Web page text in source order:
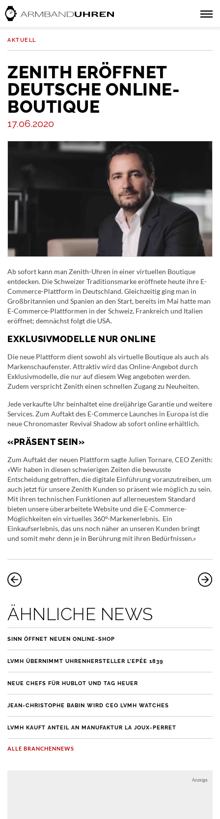
AKTUELL
ZENITH ERÖFFNET
DEUTSCHE ONLINE-
BOUTIQUE
17.06.2020
Ab sofort kann man Zenith-Uhren in einer virtuellen Boutique
entdecken. Die Schweizer Traditionsmarke eröffnete heute ihre E-
Commerce-Plattform in Deutschland. Gleichzeitig ging man in
Großbritannien und Spanien an den Start, bereits im Mai hatte man
E-Commerce-Plattformen in der Schweiz, Frankreich und Italien
eröffnet; demnächst folgt die USA.
EXKLUSIVMODELLE NUR ONLINE
Die neue Plattform dient sowohl als virtuelle Boutique als auch als
Markenschaufenster. Attraktiv wird das Online-Angebot durch
Exklusivmodelle, die nur auf diesem Weg angeboten werden.
Zudem verspricht Zenith einen schnellen Zugang zu Neuheiten.
Jede verkaufte Uhr beinhaltet eine dreijährige Garantie und weitere
Services. Zum Auftakt des E-Commerce Launches in Europa ist die
neue Chronomaster Revival Shadow ab sofort online erhältlich.
«PRÄSENT SEIN»
Zum Auftakt der neuen Plattform sagte Julien Tornare, CEO Zenith:
«Wir haben in diesen schwierigen Zeiten die bewusste
Entscheidung getroffen, die digitale Einführung voranzutreiben, um
auch jetzt für unsere Zenith Kunden so präsent wie möglich zu sein.
Mit ihren technischen Funktionen auf allerneuestem Standard
bieten unsere überarbeitete Website und die E-Commerce-
Möglichkeiten ein virtuelles 360°-Markenerlebnis. Ein
Einkaufserlebnis, das uns noch näher an unseren Kunden bringt
und somit mehr denn je in Berührung mit ihren Bedürfnissen.»
ÄHNLICHE NEWS
SINN ÖFFNET NEUEN ONLINE-SHOP
LVMH ÜBERNIMMT UHRENHERSTELLER L’EPÉE 1839
NEUE CHEFS FÜR HUBLOT UND TAG HEUER
JEAN-CHRISTOPHE BABIN WIRD CEO LVMH WATCHES
LVMH KAUFT ANTEIL AN MANUFAKTUR LA JOUX-PERRET
ALLE BRANCHENNEWS
Anzeige